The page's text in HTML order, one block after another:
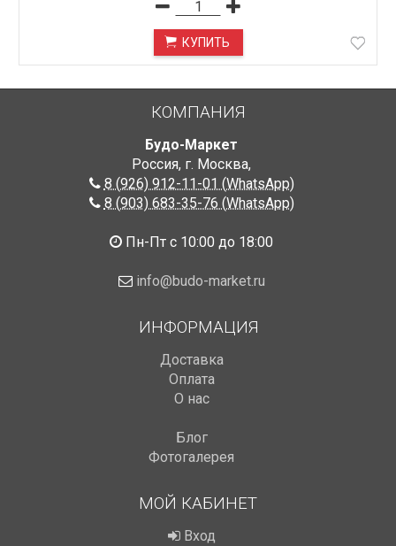
КУПИТЬ
КОМПАНИЯ
Будо-Маркет
Россия, г. Москва,
8 (926) 912-11-01 (WhatsApp)
8 (903) 683-35-76 (WhatsApp)
Пн-Пт с 10:00 до 18:00
info@budo-market.ru
ИНФОРМАЦИЯ
Доставка
Оплата
О нас
Блог
Фотогалерея
МОЙ КАБИНЕТ
Вход